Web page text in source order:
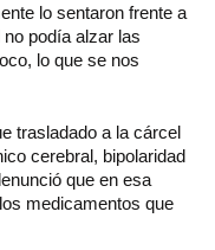
lo sentaron frente a
podía alzar las
lo que se nos
trasladado a la cárcel
cerebral, bipolaridad
que en esa
medicamentos que